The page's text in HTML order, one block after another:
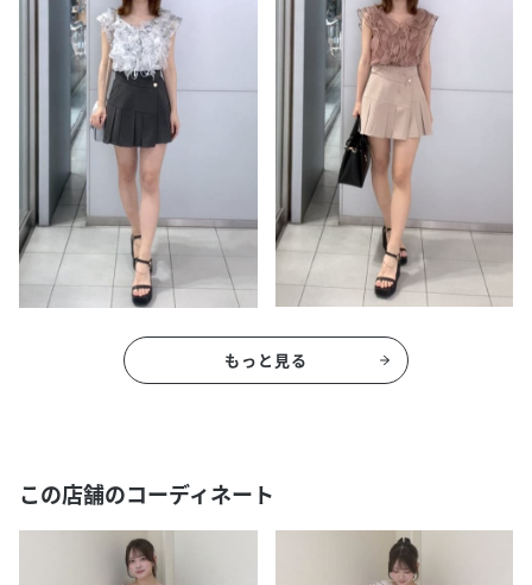
もっと見る
この店舗のコーディネート